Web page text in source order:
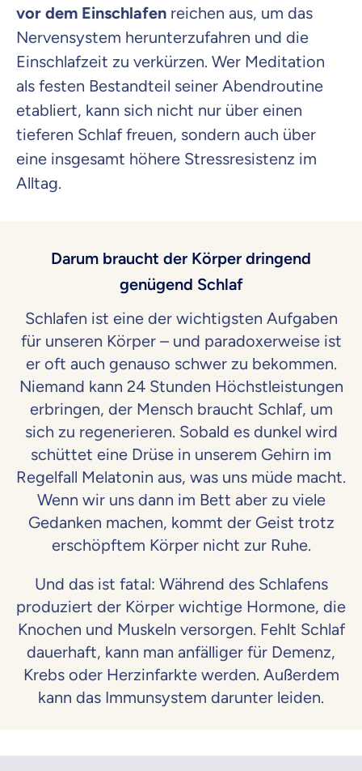
vor dem Einschlafen reichen aus, um das
Nervensystem herunterzufahren und die
Einschlafzeit zu verkürzen. Wer Meditation
als festen Bestandteil seiner Abendroutine
etabliert, kann sich nicht nur über einen
tieferen Schlaf freuen, sondern auch über
eine insgesamt höhere Stressresistenz im
Alltag.
Darum braucht der Körper dringend
genügend Schlaf
Schlafen ist eine der wichtigsten Aufgaben
für unseren Körper – und paradoxerweise ist
er oft auch genauso schwer zu bekommen.
Niemand kann 24 Stunden Höchstleistungen
erbringen, der Mensch braucht Schlaf, um
sich zu regenerieren. Sobald es dunkel wird
schüttet eine Drüse in unserem Gehirn im
Regelfall Melatonin aus, was uns müde macht.
Wenn wir uns dann im Bett aber zu viele
Gedanken machen, kommt der Geist trotz
erschöpftem Körper nicht zur Ruhe.
Und das ist fatal: Während des Schlafens
produziert der Körper wichtige Hormone, die
Knochen und Muskeln versorgen. Fehlt Schlaf
dauerhaft, kann man anfälliger für Demenz,
Krebs oder Herzinfarkte werden. Außerdem
kann das Immunsystem darunter leiden.